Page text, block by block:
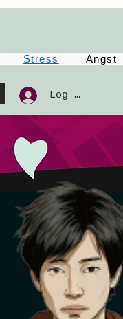
Stress Angst
Log Ind